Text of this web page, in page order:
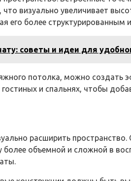
визуально увеличивает
его более структурированным
советы и идеи для
потолка, можно создать
и спальнях, чтобы
расширить
объемной и сложной в